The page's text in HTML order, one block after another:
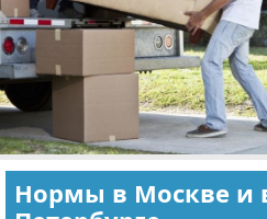
Нормы в Москве и